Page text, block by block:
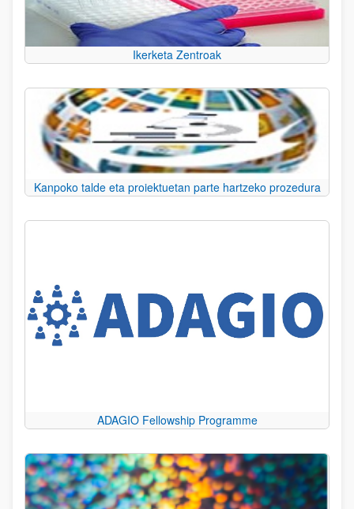
Ikerketa Zentroak
Kanpoko talde eta proiektuetan parte hartzeko prozedura
ADAGIO Fellowship Programme